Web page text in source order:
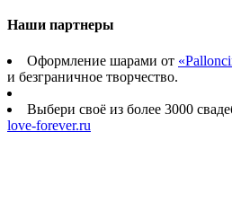
Наши партнеры
Оформление шарами от
и безграничное творчество.
Выбери своё из более 3000
love-forever.ru